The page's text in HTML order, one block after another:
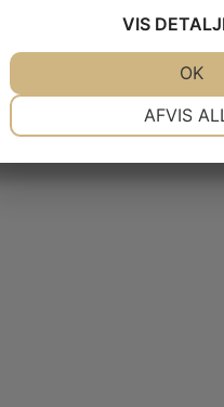
gulvarbejde, der
eller ring på
VIS
AFVIS
OK